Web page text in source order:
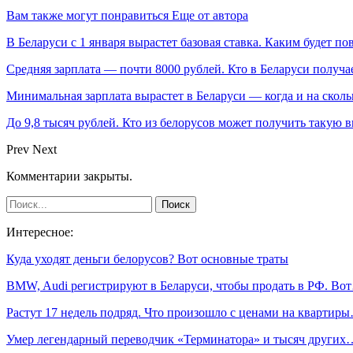
Вам также могут понравиться Еще от автора
В Беларуси с 1 января вырастет базовая ставка. Каким будет
Средняя зарплата — почти 8000 рублей. Кто в Беларуси
Минимальная зарплата вырастет в Беларуси — когда и на
До 9,8 тысяч рублей. Кто из белорусов может получить такую
Prev Next
Комментарии закрыты.
Интересное:
Куда уходят деньги белорусов? Вот основные траты
BMW, Audi регистрируют в Беларуси, чтобы продать в РФ.
Растут 17 недель подряд. Что произошло с ценами на
Умер легендарный переводчик «Терминатора» и тысяч